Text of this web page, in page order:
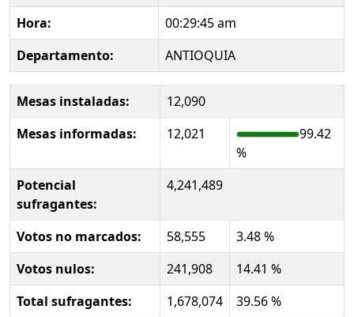
Hora:
00:29:45 am
Departamento:
ANTIOQUIA
Mesas instaladas:
12,090
Mesas informadas:
12,021
99.42
%
Potencial
sufragantes:
4,241,489
Votos no marcados: 58,555
3.48 %
Votos nulos:
241,908
14.41 %
Total sufragantes:
1,678,074 39.56 %